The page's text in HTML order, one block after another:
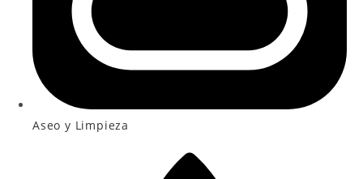
Aseo y Limpieza